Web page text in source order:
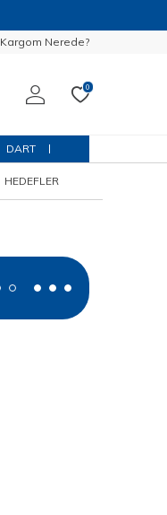
Kargom Nerede?
0
DART
HEDEFLER